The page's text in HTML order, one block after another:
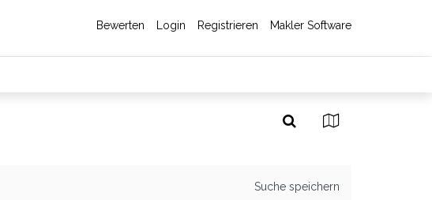
Bewerten Login Registrieren Makler Software
Suche speichern